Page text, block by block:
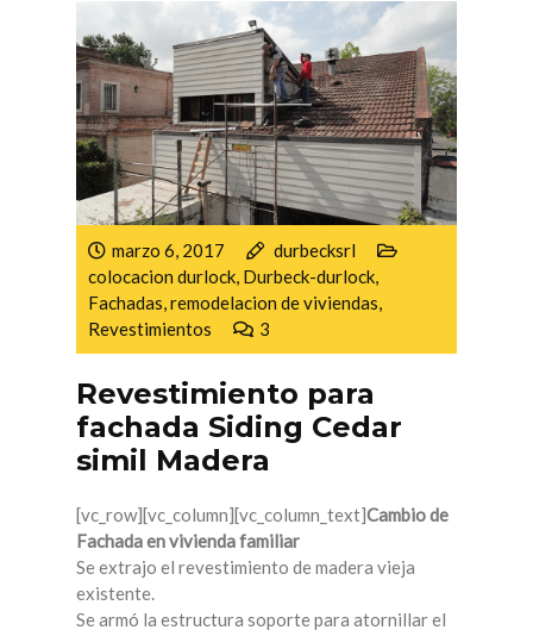
marzo 6, 2017
durbecksrl
colocacion durlock, Durbeck-durlock,
Fachadas,remodelacion de viviendas,
Revestimientos
3
Revestimiento para
fachada Siding Cedar
simil Madera
[vc_row][vc_column][vc_column_text]Cambio de
Fachada en vivienda familiar
Se extrajo el revestimiento de madera vieja
existente.
Se armó la estructura soporte para atornillar el